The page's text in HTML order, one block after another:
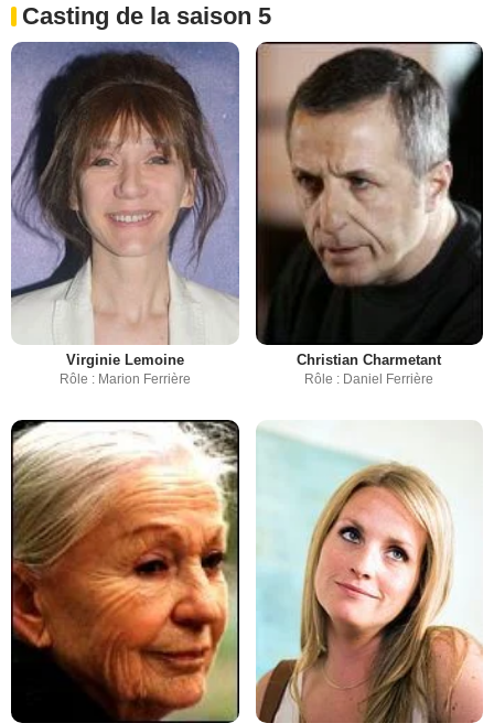
Casting de la saison 5
Virginie Lemoine
Rôle : Marion Ferrière
Christian Charmetant
Rôle : Daniel Ferrière